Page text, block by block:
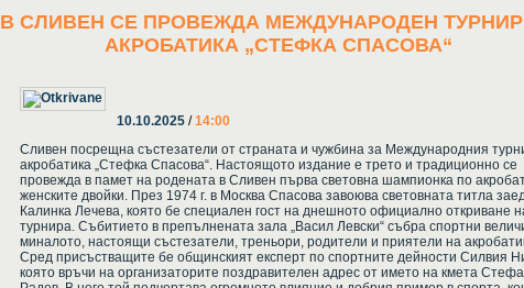
В СЛИВЕН СЕ ПРОВЕЖДА МЕЖДУНАРОДЕН
АКРОБАТИКА „СТЕФКА СПАСОВА“
10.10.2025 /14:00
Сливен посрещна състезатели от страната и чужбина за Международния
акробатика „Стефка Спасова“. Настоящото издание е трето и традиционно се
провежда в памет на родената в Сливен първа световна шампионка по
женските двойки. През 1974 г. в Москва Спасова завоюва световната титла
Калинка Лечева, която бе специален гост на днешното официално откриване
турнира. Събитието в препълнената зала „Васил Левски“ събра спортни
миналото, настоящи състезатели, треньори, родители и приятели на
Сред присъстващите бе общинският експерт по спортните дейности Силвия
която връчи на организаторите поздравителен адрес от името на кмета